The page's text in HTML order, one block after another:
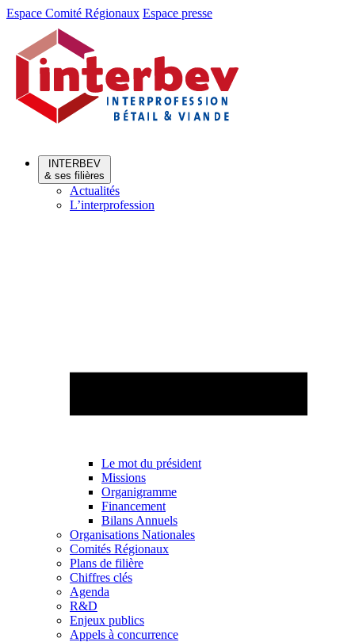
Aller
Aller
contenu
Espace Comité Régionaux Espace presse
INTERBEV
& ses filières
Actualités
L’interprofession
Le mot du président
Missions
Organigramme
Financement
Bilans Annuels
Organisations Nationales
Comités Régionaux
Plans de filière
Chiffres clés
Agenda
R&D
Enjeux publics
Appels à concurrence